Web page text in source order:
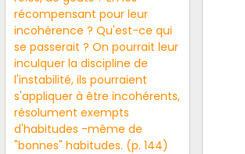
récompensant pour leur
incohérence ? Qu'est-ce qui
se passerait ? On pourrait leur
inculquer la discipline de
l'instabilité, ils pourraient
s'appliquer à être incohérents,
résolument exempts
d'habitudes -même de
"bonnes" habitudes. (p. 144)